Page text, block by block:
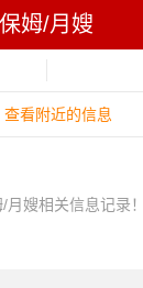
保姆/月嫂
查看附近的信息
月嫂相关信息记录！